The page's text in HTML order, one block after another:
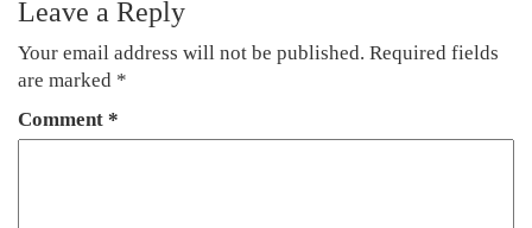
Leave a Reply
Your email address will not be published. Required fields
are marked *
Comment *